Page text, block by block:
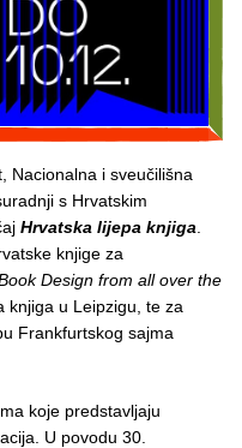
Nacionalna i sveučilišna
s Hrvatskim
Hrvatska lijepa knjiga
knjige za
Design from all over the
knjiga u Leipzigu, te za
Frankfurtskog sajma
koje predstavljaju
U povodu 30.